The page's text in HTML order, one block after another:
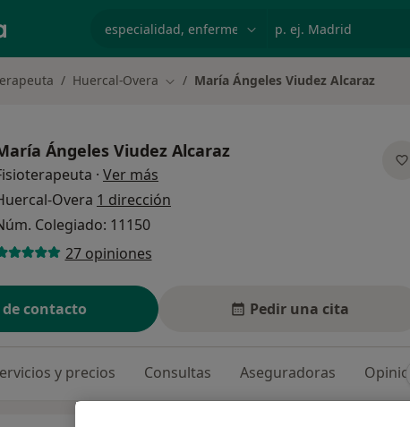
Huercal-Overa Cambiar de ciudad
María Ángeles Viudez Alcaraz
Ángeles Viudez Alcaraz
· Ver más
Overa 1 dirección
Colegiado: 11150
27 opiniones
contacto Pedir una cita
y precios Consultas Aseguradoras